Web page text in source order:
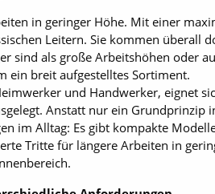
in geringer Höhe. Mit einer
Leitern. Sie kommen überall
sind als große Arbeitshöhen oder
ein breit aufgestelltes Sortiment.
und Handwerker, eignet
Anstatt nur ein
im Alltag: Es gibt kompakte
Tritte für längere Arbeiten in